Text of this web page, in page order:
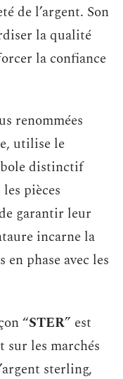
de l’argent. Son
la qualité
la confiance
renommées
utilise le
distinctif
pièces
garantir leur
incarne la
en phase avec les
“STER” est
sur les marchés
sterling,